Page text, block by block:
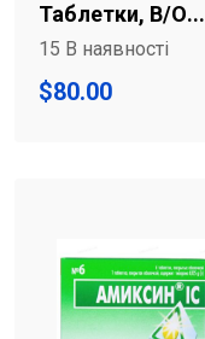
Таблетки, В/о...
15 В наявності
$80.00